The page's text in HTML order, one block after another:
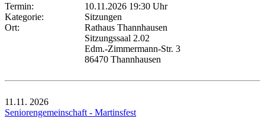
Termin:
10.11.2026 19:30 Uhr
Kategorie:
Sitzungen
Ort:
Rathaus Thannhausen
Sitzungssaal 2.02
Edm.-Zimmermann-Str. 3
86470 Thannhausen
11.11. 2026
Seniorengemeinschaft - Martinsfest